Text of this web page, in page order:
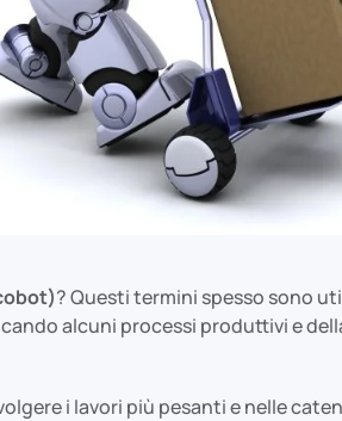
?Questi termini spesso sono
alcuni processi produttivi e
i lavori più pesanti e nelle